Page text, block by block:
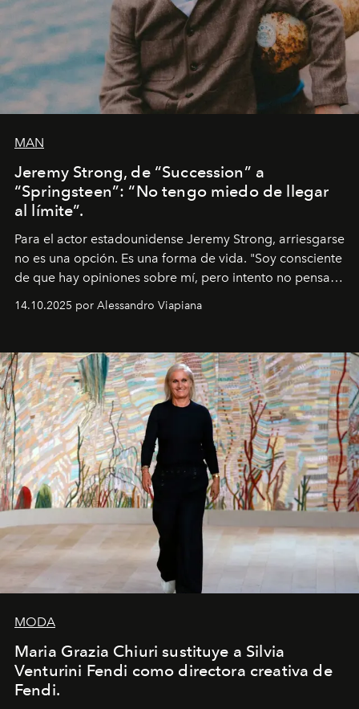
MAN
Jeremy Strong, de “Succession” a
“Springsteen”: “No tengo miedo de llegar
al límite”.
Para el actor estadounidense Jeremy Strong, arriesgarse
no es una opción. Es una forma de vida. "Soy consciente
de que hay opiniones sobre mí, pero intento no pensar
demasiado en cómo me perciben. Creo que es una
pérdida de tiempo", afirma.
14.10.2025 por Alessandro Viapiana
MODA
Maria Grazia Chiuri sustituye a Silvia
Venturini Fendi como directora creativa de
Fendi.